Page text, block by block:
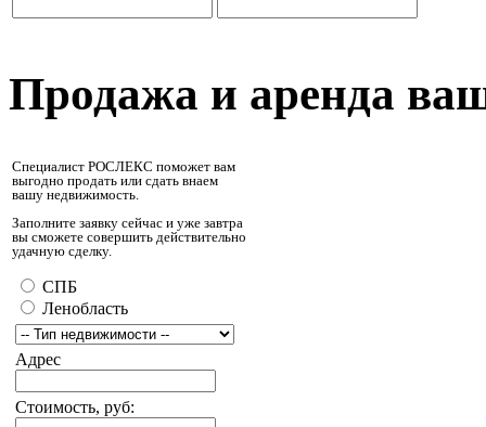
Продажа и аренда
Специалист РОСЛЕКС поможет вам
выгодно продать или сдать внаем
вашу недвижимость.
Заполните заявку сейчас и уже завтра
вы сможете совершить действительно
удачную сделку.
СПБ
Ленобласть
Адрес
Стоимость, руб: